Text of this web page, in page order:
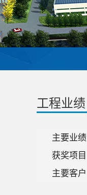
工程业绩
主要业绩
获奖项目
主要客户